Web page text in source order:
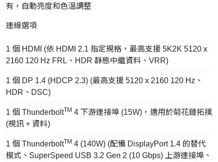
有，自動亮度和色溫調整
連線選項
1 個 HDMI (依 HDMI 2.1 指定規格，最高支援 5K2K 5120 x
2160 120 Hz FRL、HDR 靜態中繼資料、VRR)
1 個 DP 1.4 (HDCP 2.3) (最高支援 5120 x 2160 120 Hz、
HDR、DSC)
1 個 ThunderboltTM 4 下游連接埠 (15W)，適用於菊花鏈拓撲
(視訊 + 資料)
1 個 ThunderboltTM 4 (140W) (配備 DisplayPort 1.4 的替代
模式、SuperSpeed USB 3.2 Gen 2 (10 Gbps) 上游連接埠、